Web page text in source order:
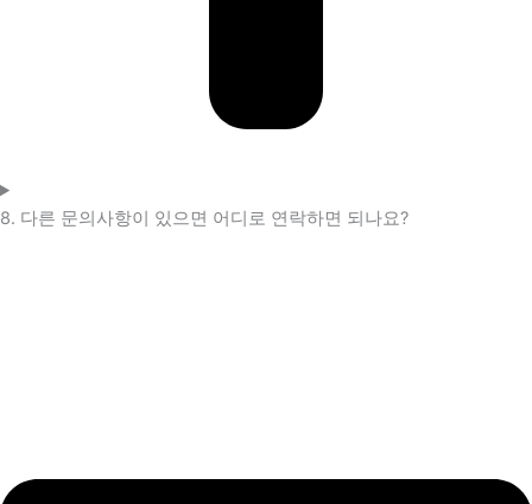
8. 다른 문의사항이 있으면 어디로 연락하면 되나요?